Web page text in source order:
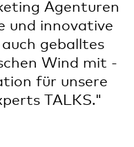
Agenturen
und innovative
geballtes
Wind mit -
für unsere
TALKS."